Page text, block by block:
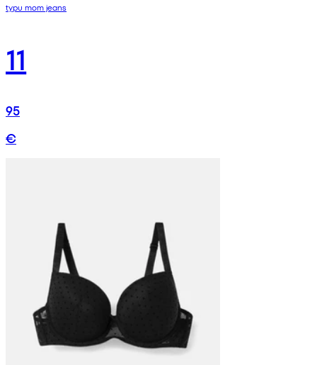
typu mom jeans
11
95
€